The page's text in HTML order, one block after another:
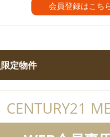
会員登録はこち
定物件
CENTURY21